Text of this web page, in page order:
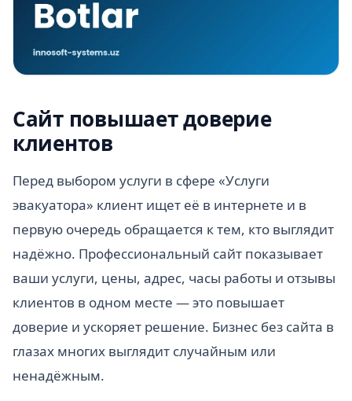
Сайт повышает доверие
клиентов
Перед выбором услуги в сфере «Услуги
эвакуатора» клиент ищет её в интернете и в
первую очередь обращается к тем, кто выглядит
надёжно. Профессиональный сайт показывает
ваши услуги, цены, адрес, часы работы и отзывы
клиентов в одном месте — это повышает
доверие и ускоряет решение. Бизнес без сайта в
глазах многих выглядит случайным или
ненадёжным.